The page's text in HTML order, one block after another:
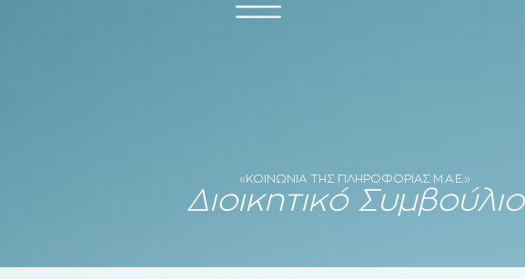
«ΚΟΙΝΩΝΙΑ ΤΗΣ ΠΛΗΡΟΦΟΡΙΑΣ Μ.Α.Ε.»
Διοικητικό Συμβούλιο